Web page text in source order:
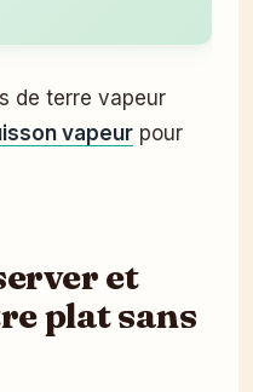
de terre vapeur
vapeur pour
et
plat sans